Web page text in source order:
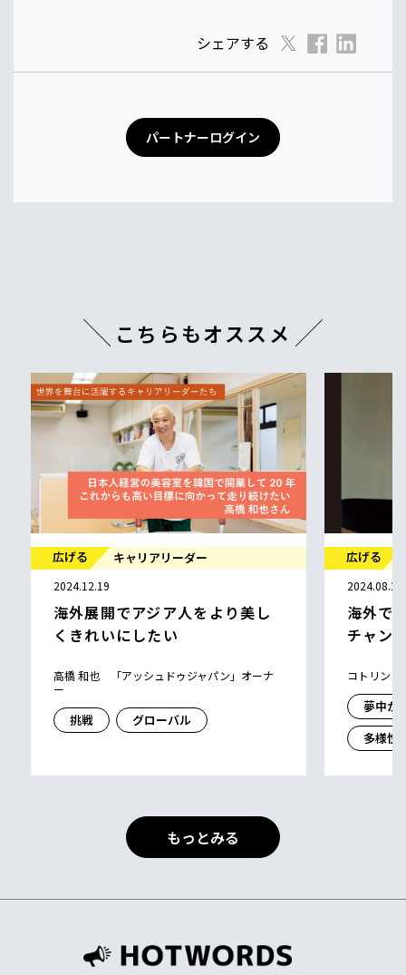
シェアする
パートナーログイン
こちらもオススメ
広げる キャリアリーダー
2024.12.19
海外展開でアジア人をより美し
くきれいにしたい
高橋 和也 「アッシュドゥジャパン」オーナ
ー
挑戦 グローバル
広げる
2024.08.29
海外で
チャン
コトリン
夢中が
多様性
もっとみる